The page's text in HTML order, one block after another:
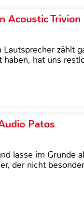
Acoustic Trivion
zählt
hat uns
Patos
lasse im Grunde
der nicht